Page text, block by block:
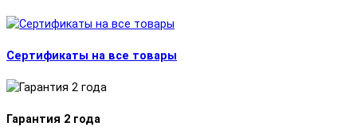
Сертификаты на все товары
Гарантия 2 года